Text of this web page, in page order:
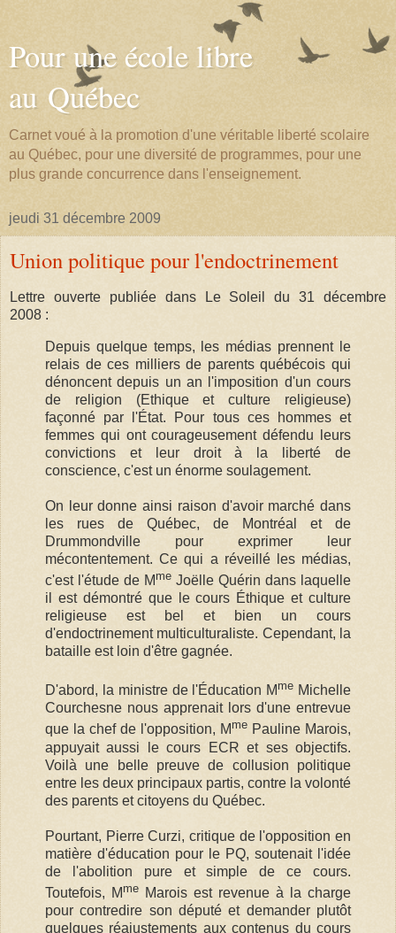
Pour une école libre
au Québec
Carnet voué à la promotion d'une véritable liberté scolaire
au Québec, pour une diversité de programmes, pour une
plus grande concurrence dans l'enseignement.
jeudi 31 décembre 2009
Union politique pour l'endoctrinement
Lettre ouverte publiée dans Le Soleil du 31 décembre
2008 :
Depuis quelque temps, les médias prennent le
relais de ces milliers de parents québécois qui
dénoncent depuis un an l'imposition d'un cours
de religion (Ethique et culture religieuse)
façonné par l'État. Pour tous ces hommes et
femmes qui ont courageusement défendu leurs
convictions et leur droit à la liberté de
conscience, c'est un énorme soulagement.
On leur donne ainsi raison d'avoir marché dans
les rues de Québec, de Montréal et de
Drummondville pour exprimer leur
mécontentement. Ce qui a réveillé les médias,
c'est l'étude de M me Joëlle Quérin dans laquelle
il est démontré que le cours Éthique et culture
religieuse est bel et bien un cours
d'endoctrinement multiculturaliste. Cependant, la
bataille est loin d'être gagnée.
D'abord, la ministre de l'Éducation Mme Michelle
Courchesne nous apprenait lors d'une entrevue
que la chef de l'opposition, M me Pauline Marois,
appuyait aussi le cours ECR et ses objectifs.
Voilà une belle preuve de collusion politique
entre les deux principaux partis, contre la volonté
des parents et citoyens du Québec.
Pourtant, Pierre Curzi, critique de l'opposition en
matière d'éducation pour le PQ, soutenait l'idée
de l'abolition pure et simple de ce cours.
Toutefois, Mme Marois est revenue à la charge
pour contredire son député et demander plutôt
quelques réajustements aux contenus du cours